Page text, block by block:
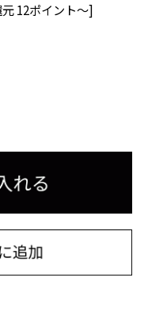
12ポイント～]